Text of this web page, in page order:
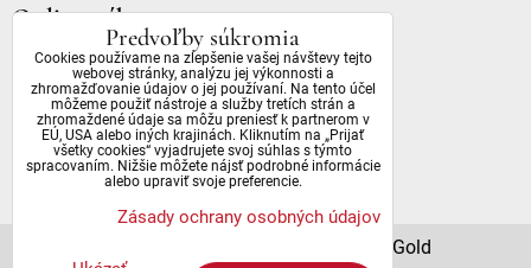
Online nákup
Doprava a platba
Dostupnosť a dôležité informácie
Obchodné podmienky
Ochrana osobných údajov
© 2022 All Rights Reserved | DianaGold
Predvoľby súkromia
Cookies používame na zlepšenie vašej návštevy tejto
webovej stránky, analýzu jej výkonnosti a
zhromažďovanie údajov o jej používaní. Na tento účel
môžeme použiť nástroje a služby tretích strán a
zhromaždené údaje sa môžu preniesť k partnerom v
EÚ, USA alebo iných krajinách. Kliknutím na „Prijať
všetky cookies“ vyjadrujete svoj súhlas s týmto
spracovaním. Nižšie môžete nájsť podrobné informácie
alebo upraviť svoje preferencie.
Zásady ochrany osobných údajov